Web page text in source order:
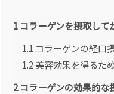
1 コラーゲンを摂取して
1.1 コラーゲンの経口
1.2美容効果を得るた
2コラーゲンの効果的な